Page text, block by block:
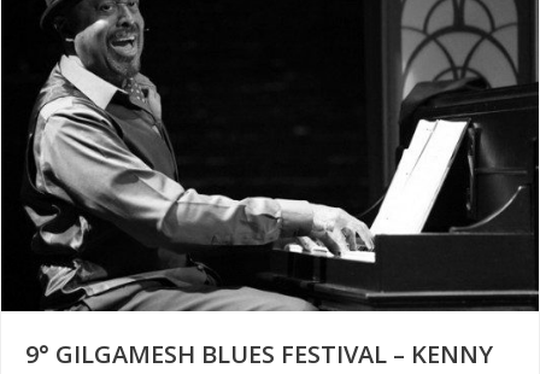
9° GILGAMESH BLUES FESTIVAL – KENNY